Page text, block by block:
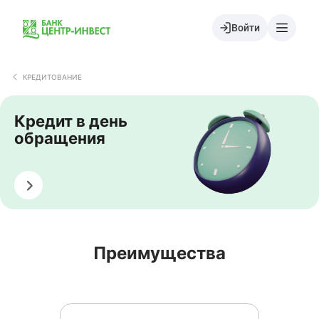
Войти
КРЕДИТОВАНИЕ
Кредит в день
обращения
Оформить
Преимущества